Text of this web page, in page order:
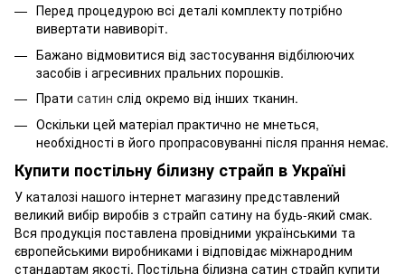
Перед процедурою всі деталі комплекту потрібно
вивертати навиворіт.
Бажано відмовитися від застосування відбілюючих
засобів і агресивних пральних порошків.
Прати сатин слід окремо від інших тканин.
Оскільки цей матеріал практично не мнеться,
необхідності в його пропрасовуванні після прання немає.
Купити постільну білизну страйп в Україні
У каталозі нашого інтернет магазину представлений
великий вибір виробів з страйп сатину на будь-який смак.
Вся продукція поставлена ​​провідними українськими та
європейськими виробниками і відповідає міжнародним
стандартам якості. Постільна білизна сатин страйп купити